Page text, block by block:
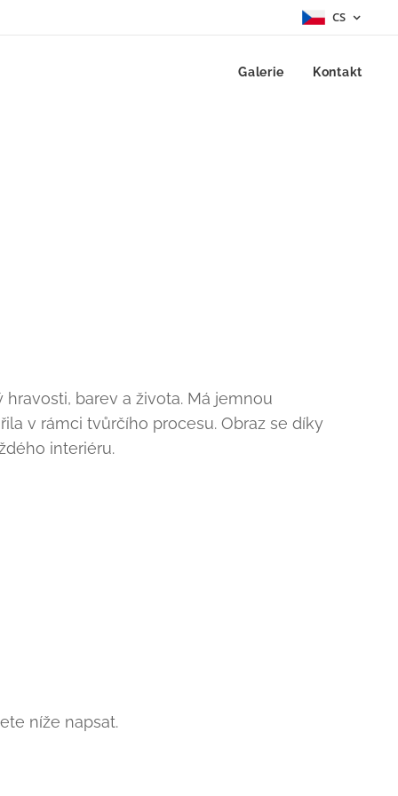
CS
Galerie Kontakt
hravosti, barev a života. Má jemnou
v rámci tvůrčího procesu. Obraz se díky
interiéru.
níže napsat.